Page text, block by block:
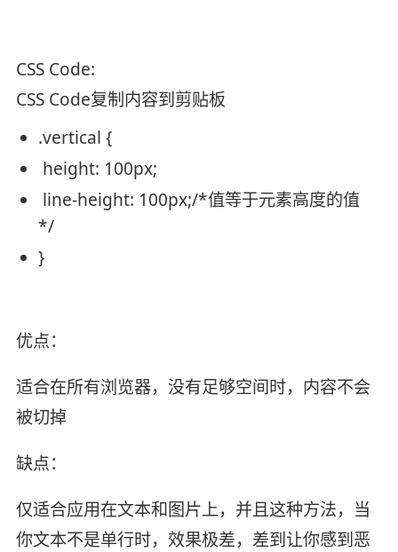
CSS Code:
CSS Code复制内容到剪贴板
.vertical {
height: 100px;
line-height: 100px;/*值等于元素高度的值
*/
}
优点：
适合在所有浏览器，没有足够空间时，内容不会
被切掉
缺点：
仅适合应用在文本和图片上，并且这种方法，当
你文本不是单行时，效果极差，差到让你感到恶